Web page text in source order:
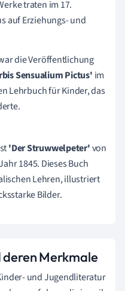
traten im 17.
auf Erziehungs- und
die Veröffentlichung
Sensualium Pictus' im
Lehrbuch für Kinder, das
'Der Struwwelpeter'von
1845. Dieses Buch
Lehren, illustriert
Bilder.
deren Merkmale
und Jugendliteratur